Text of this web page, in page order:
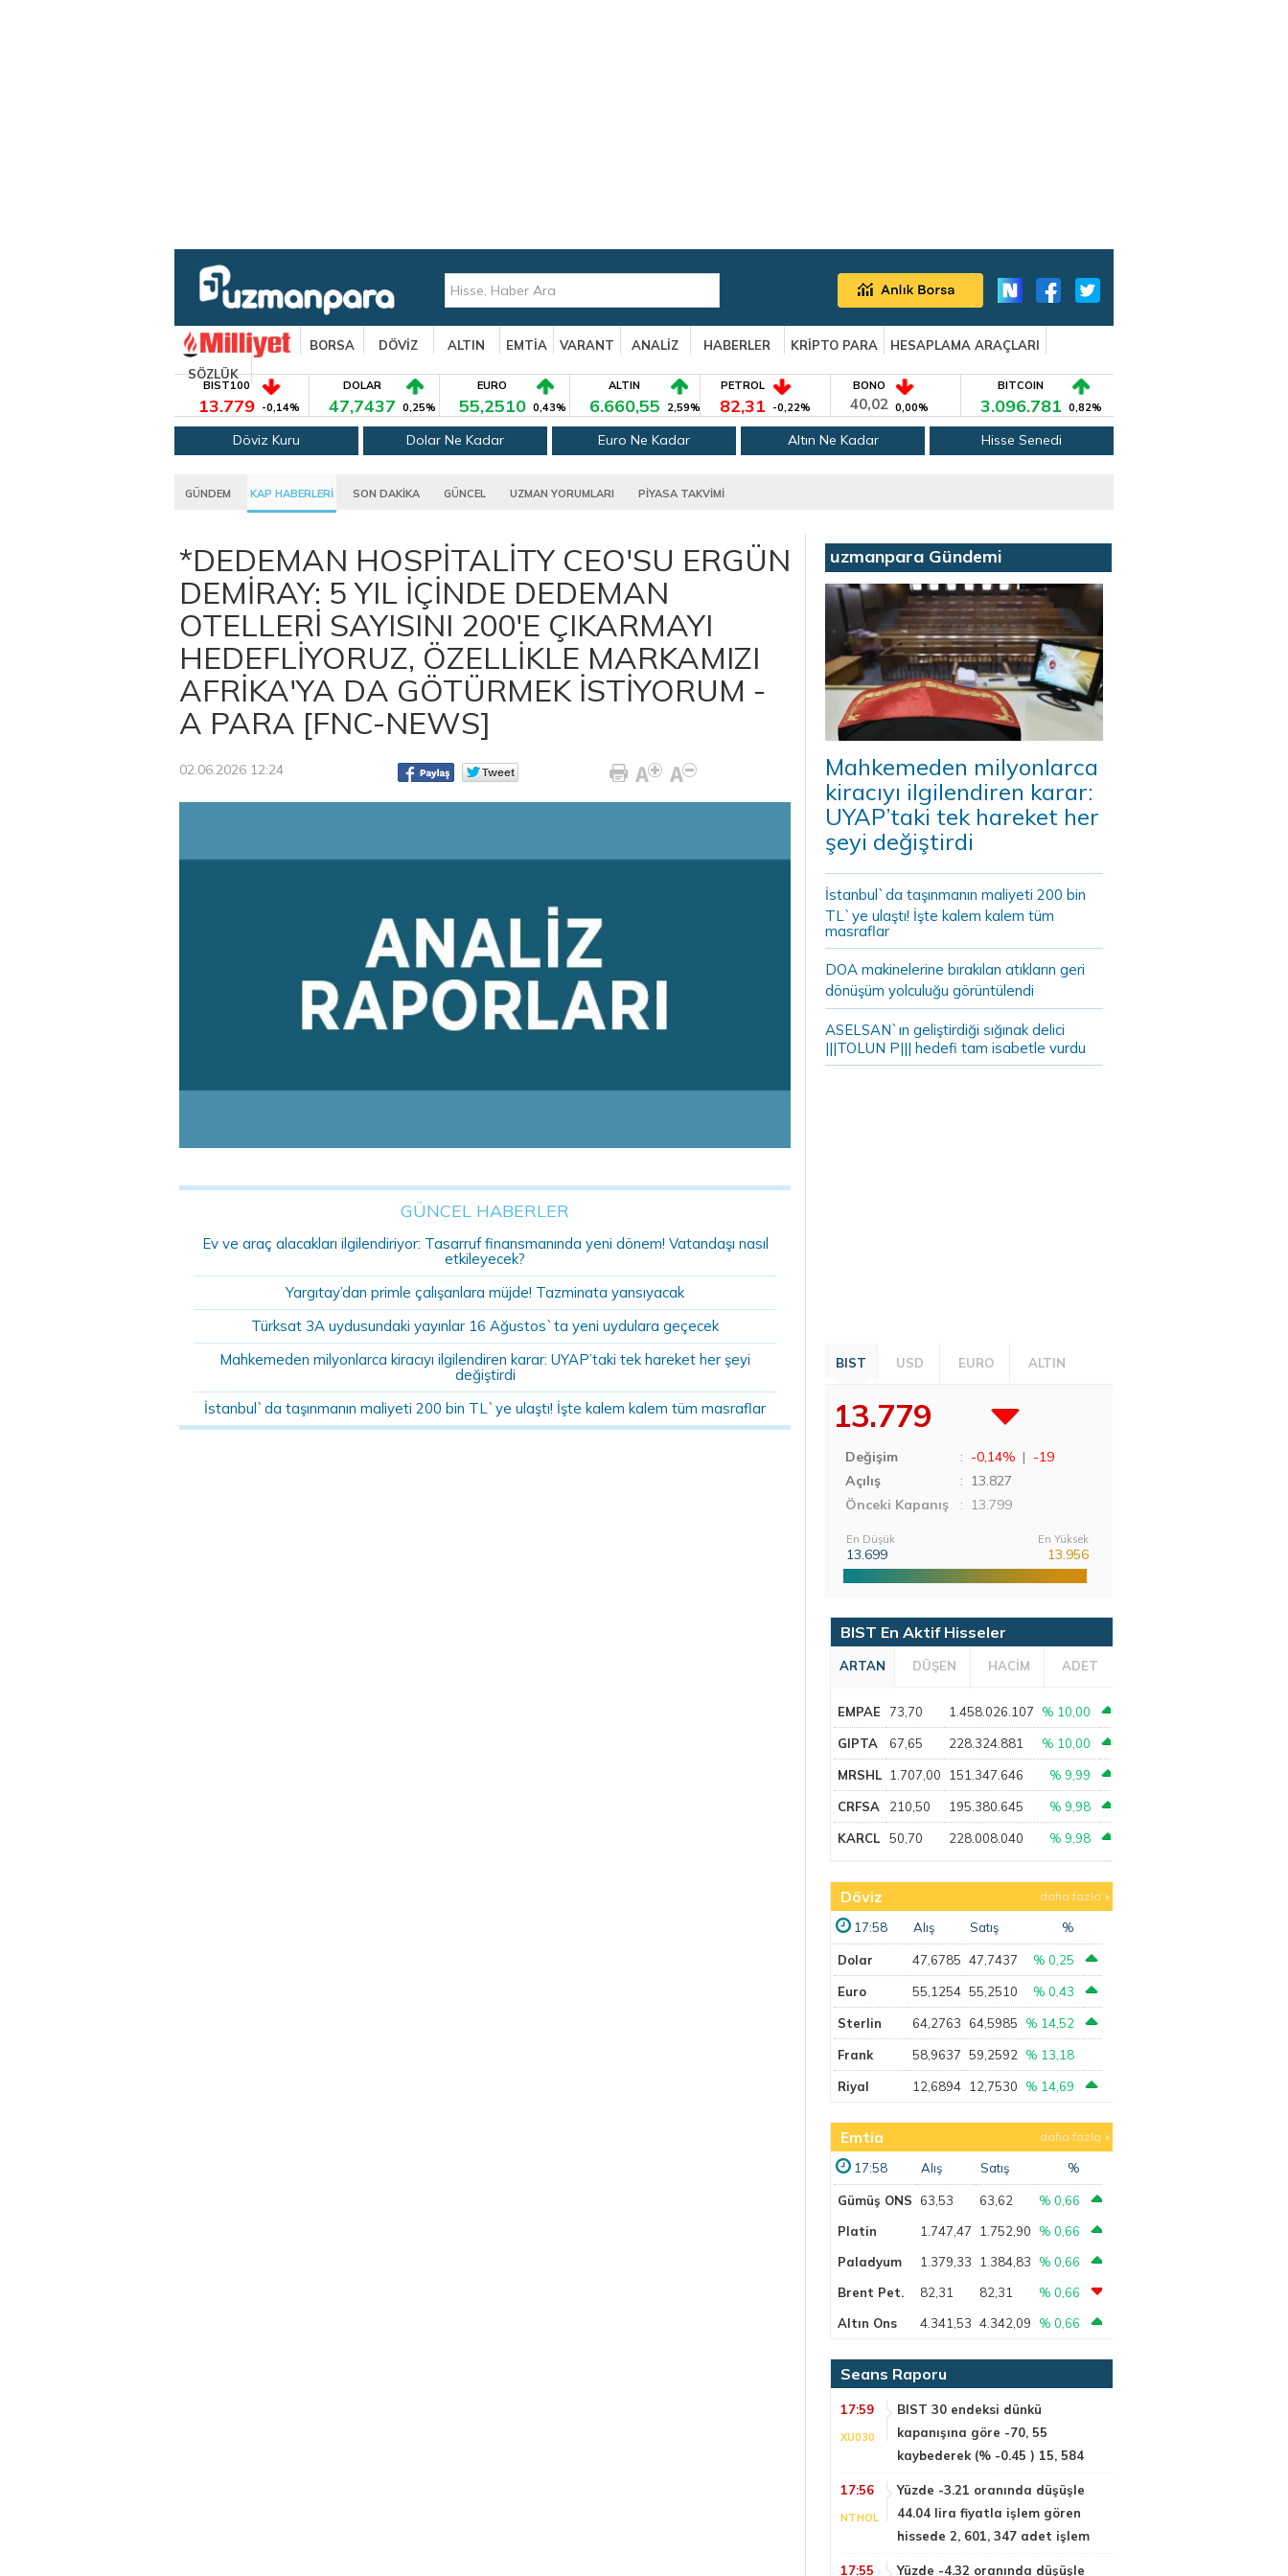
BORSA DÖVİZ ALTIN EMTİA VARANT ANALİZ HABERLER KRİPTO PARA
HESAPLAMA ARAÇLARI
SÖZLÜK
BIST100
13.779 -0,14%
DOLAR
47,7437 0,25%
EURO
55,2510 0,43%
ALTIN
6.660,55 2,59%
PETROL
82,31 -0,22%
BONO
40,02 0,00%
BITCOIN
3.096.781 0,82%
Döviz Kuru Dolar Ne Kadar Euro Ne Kadar Altın Ne Kadar Hisse Senedi
GÜNDEM KAP HABERLERİ SON DAKİKA GÜNCEL UZMAN YORUMLARI PİYASA TAKVİMİ
*DEDEMAN HOSPİTALİTY CEO'SU ERGÜN
DEMİRAY: 5 YIL İÇİNDE DEDEMAN
OTELLERİ SAYISINI 200'E ÇIKARMAYI
HEDEFLİYORUZ, ÖZELLİKLE MARKAMIZI
AFRİKA'YA DA GÖTÜRMEK İSTİYORUM -
A PARA [FNC-NEWS]
02.06.2026 12:24
GÜNCEL HABERLER
Ev ve araç alacakları ilgilendiriyor: Tasarruf finansmanında yeni dönem! Vatandaşı nasıl
etkileyecek?
Yargıtay’dan primle çalışanlara müjde! Tazminata yansıyacak
Türksat 3A uydusundaki yayınlar 16 Ağustos`ta yeni uydulara geçecek
Mahkemeden milyonlarca kiracıyı ilgilendiren karar: UYAP’taki tek hareket her şeyi
değiştirdi
İstanbul`da taşınmanın maliyeti 200 bin TL`ye ulaştı! İşte kalem kalem tüm masraflar
uzmanpara Gündemi
Mahkemeden milyonlarca
kiracıyı ilgilendiren karar:
UYAP’taki tek hareket her
şeyi değiştirdi
İstanbul`da taşınmanın maliyeti 200 bin
TL`ye ulaştı! İşte kalem kalem tüm
masraflar
DOA makinelerine bırakılan atıkların geri
dönüşüm yolculuğu görüntülendi
ASELSAN`ın geliştirdiği sığınak delici
|||TOLUN P||| hedefi tam isabetle vurdu
BIST USD EURO ALTIN
13.779
Değişim : -0,14% | -19
Açılış
: 13.827
Önceki Kapanış
: 13.799
En Düşük
13.699
En Yüksek
13.956
BIST En Aktif Hisseler
ARTAN DÜŞEN HACİM ADET
EMPAE 73,70 1.458.026.107 % 10,00
GIPTA 67,65 228.324.881 % 10,00
MRSHL 1.707,00 151.347.646 % 9,99
CRFSA 210,50 195.380.645 % 9,98
KARCL 50,70 228.008.040 % 9,98
Döviz daha fazla
17:58 Alış Satış %
Dolar 47,6785 47,7437 % 0,25
Euro 55,1254 55,2510 % 0,43
Sterlin 64,2763 64,5985 % 14,52
Frank 58,9637 59,2592 % 13,18
Riyal 12,6894 12,7530 % 14,69
Emtia daha fazla
17:58 Alış Satış %
Gümüş ONS 63,53 63,62
% 0,66
Platin
1.747,47 1.752,90
% 0,66
Paladyum
1.379,33 1.384,83
% 0,66
Brent Pet.
82,31 82,31
% 0,66
Altın Ons
4.341,53 4.342,09 % 0,66
Seans Raporu
17:59
XU030
BIST 30 endeksi dünkü
kapanışına göre -70, 55
kaybederek (% -0.45 ) 15, 584
17:56
NTHOL
Yüzde -3.21 oranında düşüşle
44.04 lira fiyatla işlem gören
hissede 2, 601, 347 adet işlem
17:55
Yüzde -4.32 oranında düşüşle